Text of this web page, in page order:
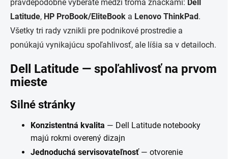
pravdepodobne vyberáte medzi troma značkami: Dell
Latitude, HP ProBook/EliteBook a Lenovo ThinkPad.
Všetky tri rady vznikli pre podnikové prostredie a
ponúkajú vynikajúcu spoľahlivosť, ale líšia sa v detailoch.
Dell Latitude — spoľahlivosť na prvom
mieste
Silné stránky
Konzistentná kvalita — Dell Latitude notebooky
majú rokmi overený dizajn
Jednoduchá servisovateľnosť— otvorenie